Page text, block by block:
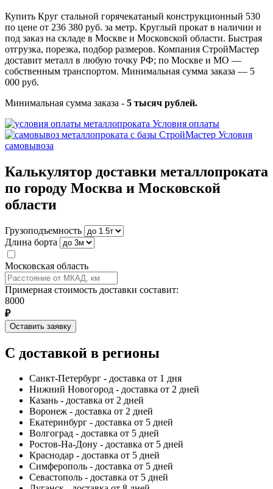
Купить Круг стальной горячекатаный конструкционный 530
по цене от 236 380 руб. за метр. Круглый прокат в наличии и
под заказ на складе в Москве и Московской области. Быстрая
отгрузка, порезка, подбор размеров. Компания СтройМастер
доставит металл в любую точку РФ; по Москве и МО —
собственным транспортом. Минимальная сумма заказа — 5
000 руб.
Минимальная сумма заказа - 5 тысяч рублей.
Условия оплаты
Условия
самовывоза
Калькулятор доставки металлопроката
по городу Москва и Московской
области
Грузоподъемность
Длина борта
Московская область
Примерная стоимость доставки составит:
8000
₽
Оставить заявку
С доставкой в регионы
Санкт-Петербург - доставка от 1 дня
Нижний Новогород - доставка от 2 дней
Казань - доставка от 2 дней
Воронеж - доставка от 2 дней
Екатеринбург - доставка от 5 дней
Волгоград - доставка от 5 дней
Ростов-На-Дону - доставка от 5 дней
Краснодар - доставка от 5 дней
Симферополь - доставка от 5 дней
Севастополь - доставка от 5 дней